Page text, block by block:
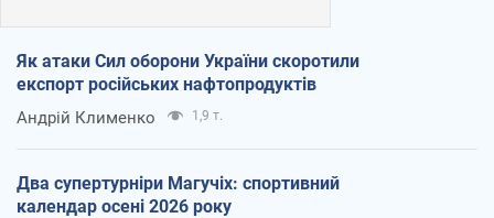
Як атаки Сил оборони України скоротили
експорт російських нафтопродуктів
Андрій Клименко 1,9 т.
Два супертурніри Магучіх: спортивний
календар осені 2026 року